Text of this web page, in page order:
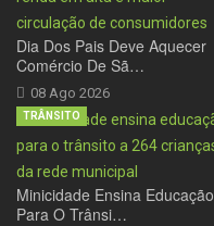
Dia Dos Pais Deve Aquecer
Comércio De Sã…
08 Ago 2026
Minicidade Ensina Educação
Para O Trânsi…
TRÂNSITO